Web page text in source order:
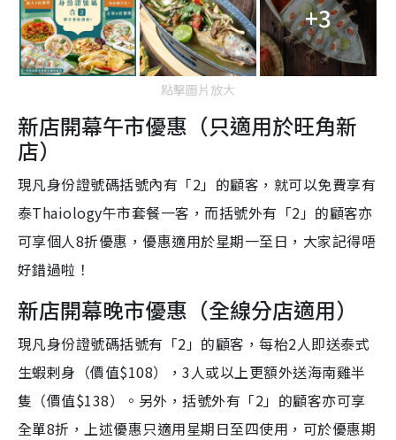
+3
點擊圖片放大
新店開幕午市優惠（只適用於旺角新
店）
現凡身份證號碼括號內有「2」的顧客，就可以免費享有
泰Thaiology午市套餐一客，而括號外有「2」的顧客亦
可享個人8折優惠，優惠適用於星期一至日，大家記得唔
好錯過啦！
新店開幕晚市優惠（全線分店適用）
現凡身份證號碼括號有「2」的顧客，每枱2人即送泰式
生蝦剌身（價值$108），3人或以上更額外送海南雞半
隻（價值$138）。另外，括號外有「2」的顧客亦可享
全單8折，上述優惠只適用星期日至四使用，可於優惠期